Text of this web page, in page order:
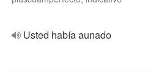
Usted había aunado